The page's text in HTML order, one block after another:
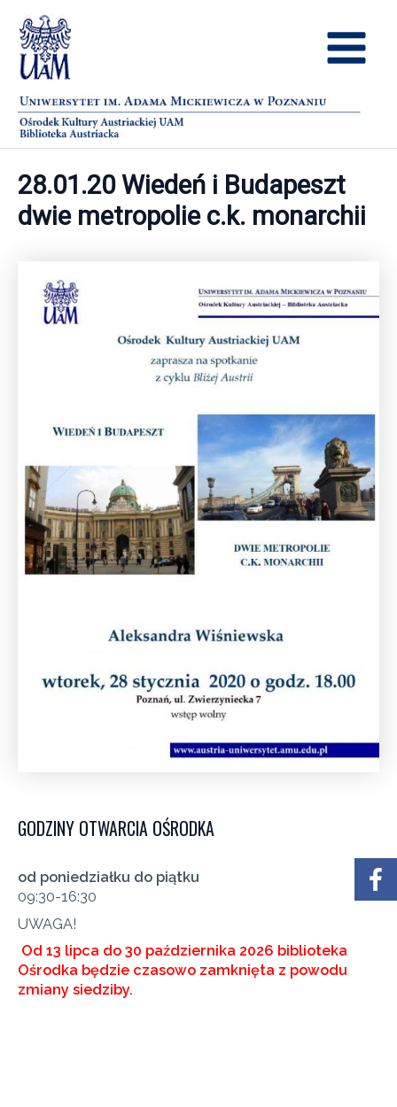
treści
Menu
28.01.20 Wiedeń i Budapeszt
dwie metropolie c.k. monarchii
GODZINY OTWARCIA OŚRODKA
od poniedziałku do piątku
09:30-16:30
UWAGA!
Od 13 lipca do 30 października 2026 biblioteka
Ośrodka będzie czasowo zamknięta z powodu
zmiany siedziby.